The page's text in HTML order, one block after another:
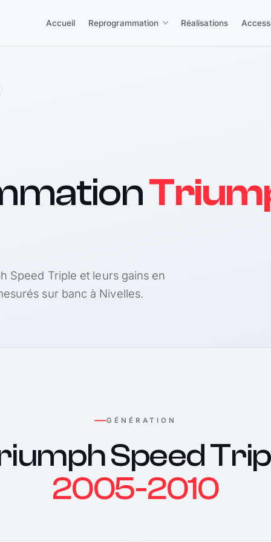
Accueil Reprogrammation Réalisations
Speed Triple et leurs gains en
sur banc à Nivelles.
GÉNÉRATION
Speed
2005-2010